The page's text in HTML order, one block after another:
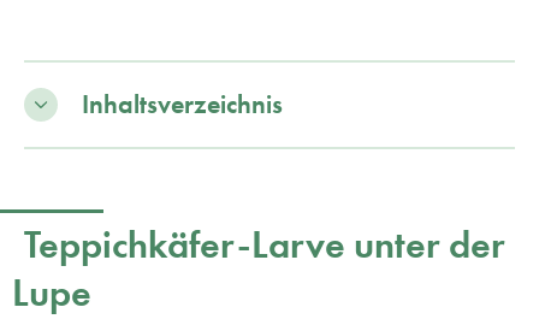
Inhaltsverzeichnis
Teppichkäfer-Larve unter der
Lupe